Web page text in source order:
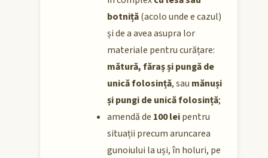
botniță(acolo unde e cazul)
și de a avea asupra lor
materiale pentru curățare:
mătură, făraș și pungă de
unică folosință, sau mănuși
și pungi de unică folosință;
amendă de 100 leipentru
situații precum aruncarea
gunoiului la uși, în holuri, pe